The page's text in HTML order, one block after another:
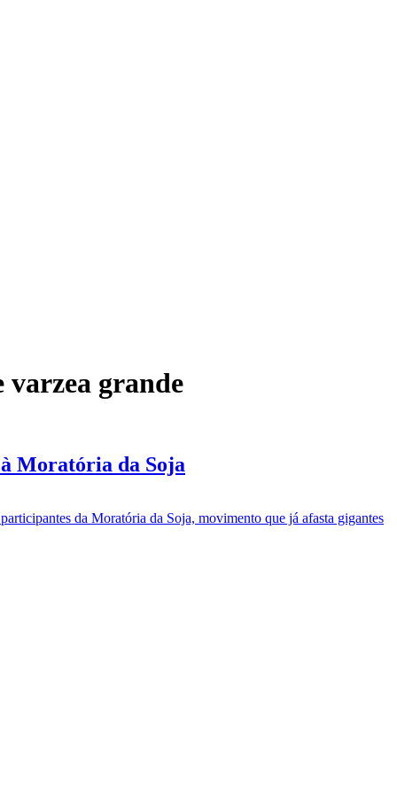
varzea grande
Moratória da Soja
da Moratória da Soja, movimento que já afasta gigantes